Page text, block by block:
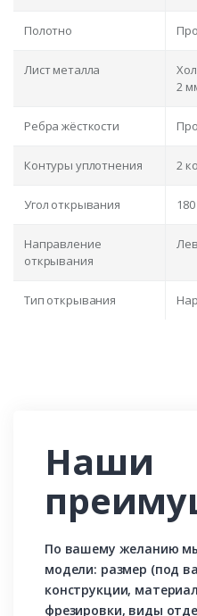
Полотно
Лист металла
2
Ребра жёсткости
Контуры уплотнения 2
Угол открывания
Направление
открывания
Тип открывания
Наши
По вашему желанию
модели: размер (под
конструкции,
фрезировки, виды